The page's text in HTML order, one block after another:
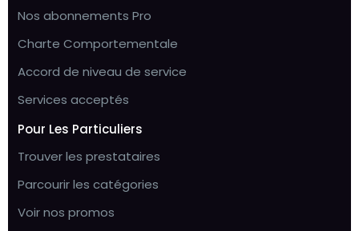
Nos abonnements Pro
Charte Comportementale
Accord de niveau de service
Services acceptés
Pour Les Particuliers
Trouver les prestataires
Parcourir les catégories
Voir nos promos